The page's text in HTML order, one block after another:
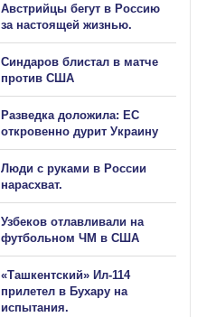
Австрийцы бегут в Россию
за настоящей жизнью.
Синдаров блистал в матче
против США
Разведка доложила: ЕС
откровенно дурит Украину
Люди с руками в России
нарасхват.
Узбеков отлавливали на
футбольном ЧМ в США
«Ташкентский» Ил-114
прилетел в Бухару на
испытания.